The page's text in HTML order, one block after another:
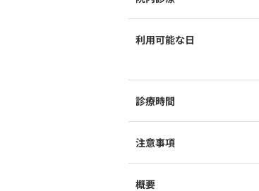
利用可能な日
診療時間
注意事項
概要